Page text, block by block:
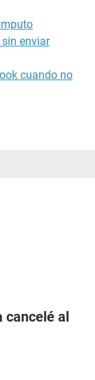
enviar
cuando no
cancelé al